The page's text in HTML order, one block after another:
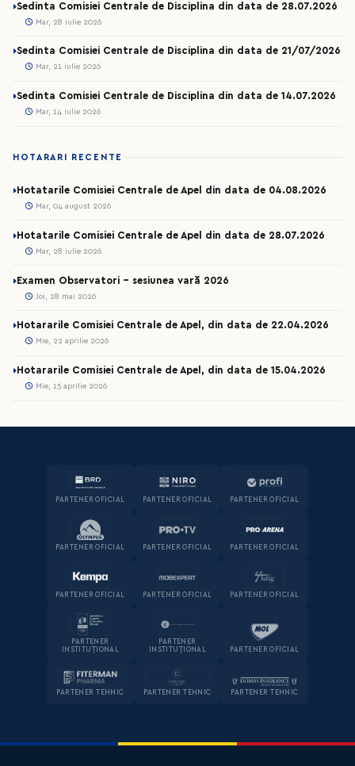
Sedinta Comisiei Centrale de Disciplina din data de 28.07.2026
Mar, 28 iulie 2026
Sedinta Comisiei Centrale de Disciplina din data de 21/07/2026
Mar, 21 iulie 2026
Sedinta Comisiei Centrale de Disciplina din data de 14.07.2026
Mar, 14 iulie 2026
HOTARARI RECENTE
Hotatarile Comisiei Centrale de Apel din data de 04.08.2026
Mar, 04 august 2026
Hotatarile Comisiei Centrale de Apel din data de 28.07.2026
Mar, 28 iulie 2026
Examen Observatori - sesiunea vară 2026
Joi, 28 mai 2026
Hotararile Comisiei Centrale de Apel, din data de 22.04.2026
Mie, 22 aprilie 2026
Hotararile Comisiei Centrale de Apel, din data de 15.04.2026
Mie, 15 aprilie 2026
PARTENER OFICIAL PARTENER OFICIAL PARTENER OFICIAL
PARTENER OFICIAL PARTENER OFICIAL PARTENER OFICIAL
PARTENER OFICIAL PARTENER OFICIAL PARTENER OFICIAL
PARTENER
INSTITUȚIONAL
PARTENER
INSTITUȚIONAL
PARTENER OFICIAL
PARTENER TEHNIC PARTENER TEHNIC PARTENER TEHNIC